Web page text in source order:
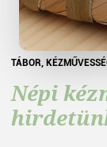
TÁBOR,
Népi